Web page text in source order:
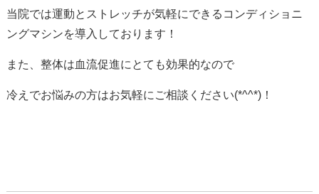
当院では運動とストレッチが気軽にできるコンディショニ
ングマシンを導入しております！
また、整体は血流促進にとても効果的なので
冷えでお悩みの方はお気軽にご相談ください(*^^*)！